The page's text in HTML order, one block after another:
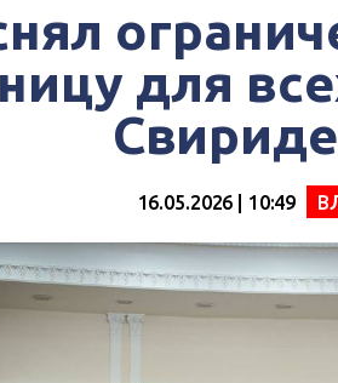
для
16.05.2026 | 10:49